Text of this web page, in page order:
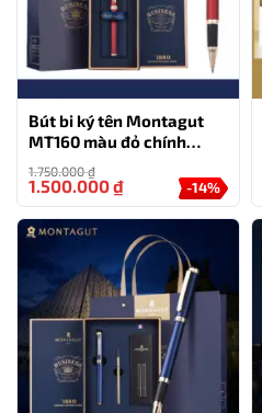
Bút bi ký tên Montagut
MT160 màu đỏ chính
hãng món quà tặng cho
doanh nghiệp
1.750.000₫
-14%
1.500.000₫